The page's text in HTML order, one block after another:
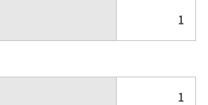
1
1